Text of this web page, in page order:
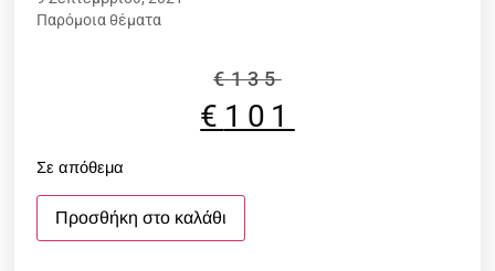
Παρόμοια θέματα
€135
€ 101
Σε απόθεμα
Προσθήκη στο καλάθι